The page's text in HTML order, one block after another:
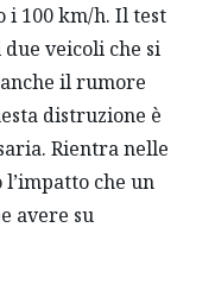
i 100 km/h. Il test
veicoli che si
il rumore
distruzione è
Rientra nelle
che un
avere su